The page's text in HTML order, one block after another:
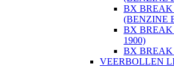
BX BREAK
(BENZINE
BX BREAK
1900)
BX BREAK
VEERBOLLEN